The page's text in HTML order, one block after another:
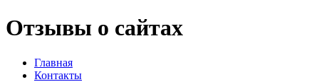
Отзывы о сайтах
Главная
Контакты